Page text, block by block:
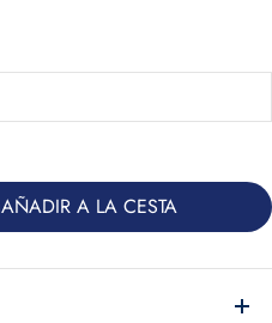
AÑADIR A LA CESTA